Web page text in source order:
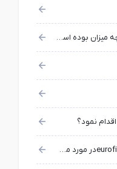
صادرات گرانول لاستیک (تایر فرسوده) به چه میزان بوده است؟
نمود؟
ارائه ی استاندارد های اعلام شده شرکت eurofinsدر مورد محصولات کشاورزی